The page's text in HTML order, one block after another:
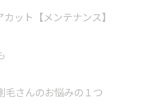
カット【メンテナンス】
毛さんのお悩みの１つ